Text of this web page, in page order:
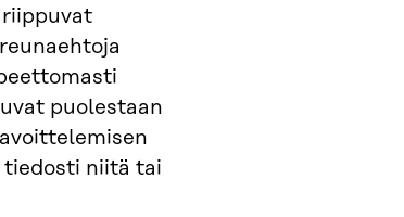
puolestaan
tiedosti niitä tai